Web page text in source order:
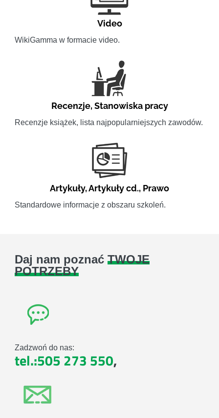
Video
WikiGamma w formacie video.
Recenzje,Stanowiska pracy
Recenzje książek, lista najpopularniejszych zawodów.
Artykuły,Artykuły cd., Prawo
Standardowe informacje z obszaru szkoleń.
Daj nam poznać TWOJE
POTRZEBY
Zadzwoń do nas:
tel.:505 273 550,